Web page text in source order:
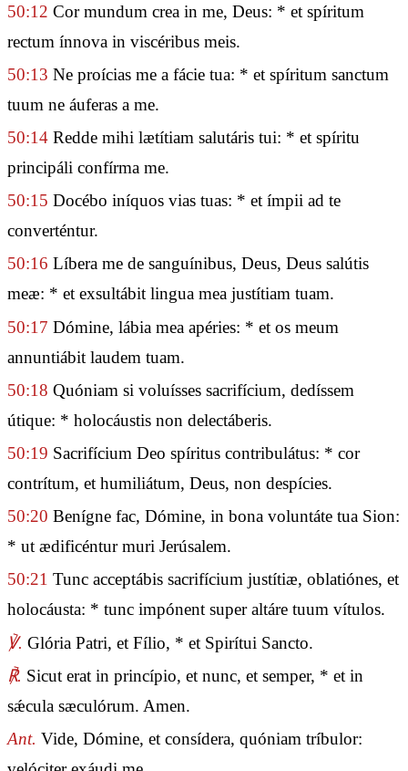
50:12 Cor mundum crea in me, Deus: * et spíritum
rectum ínnova in viscéribus meis.
50:13 Ne proícias me a fácie tua: * et spíritum sanctum
tuum ne áuferas a me.
50:14 Redde mihi lætítiam salutáris tui: * et spíritu
principáli confírma me.
50:15 Docébo iníquos vias tuas: * et ímpii ad te
converténtur.
50:16 Líbera me de sanguínibus, Deus, Deus salútis
meæ: * et exsultábit lingua mea justítiam tuam.
50:17 Dómine, lábia mea apéries: * et os meum
annuntiábit laudem tuam.
50:18 Quóniam si voluísses sacrifícium, dedíssem
útique: * holocáustis non delectáberis.
50:19 Sacrifícium Deo spíritus contribulátus: * cor
contrítum, et humiliátum, Deus, non despícies.
50:20 Benígne fac, Dómine, in bona voluntáte tua Sion:
* ut ædificéntur muri Jerúsalem.
50:21 Tunc acceptábis sacrifícium justítiæ, oblatiónes, et
holocáusta: * tunc impónent super altáre tuum vítulos.
℣. Glória Patri, et Fílio, * et Spirítui Sancto.
℟. Sicut erat in princípio, et nunc, et semper, * et in
sǽcula sæculórum. Amen.
Ant. Vide, Dómine, et consídera, quóniam tríbulor: